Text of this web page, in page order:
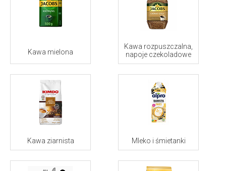
Kawa mielona
Kawa rozpuszczalna,
napoje czekoladowe
Kawa ziarnista Mleko i śmietanki